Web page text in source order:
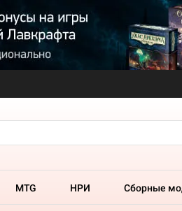
MTG НРИ Сборные